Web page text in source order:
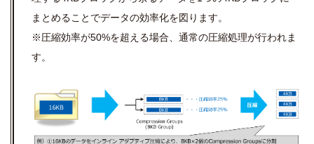
まとめることでデータの効率化を図ります。
※圧縮効率が50%を超える場合、通常の圧縮処理が行われま
す。